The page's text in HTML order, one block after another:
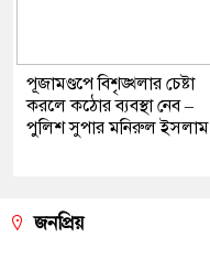
পূজামণ্ডপে বিশৃঙ্খলার চেষ্টা
করলে কঠোর ব্যবস্থা নেব –
পুলিশ সুপার মনিরুল ইসলাম
জনপ্রিয়